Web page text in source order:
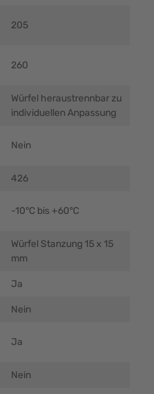
205
260
Würfel heraustrennbar zu
individuellen Anpassung
Nein
426
-10°C bis +60°C
Würfel Stanzung 15 x 15
mm
Ja
Nein
Ja
Nein